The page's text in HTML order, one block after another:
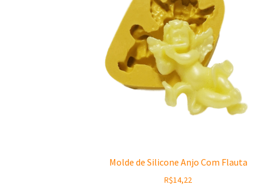
Molde de Silicone Anjo Com Flauta
R$14,22